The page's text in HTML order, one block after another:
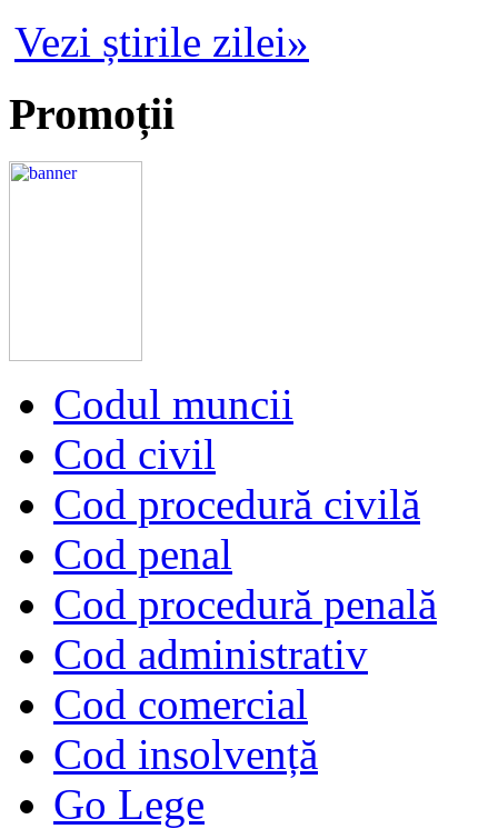
Vezi știrile zilei»
Promoții
Codul muncii
Cod civil
Cod procedură civilă
Cod penal
Cod procedură penală
Cod administrativ
Cod comercial
Cod insolvență
Go Lege